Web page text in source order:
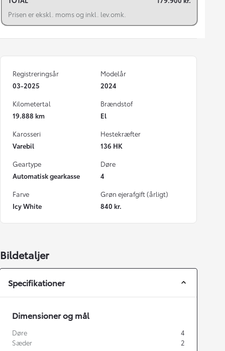
Prisen er ekskl. moms og inkl. lev.omk.
Registreringsår
03-2025
Modelår
2024
Kilometertal
19.888 km
Brændstof
El
Karosseri
Varebil
Hestekræfter
136 HK
Geartype
Automatisk gearkasse
Døre
4
Farve
Icy White
Grøn ejerafgift (årligt)
840 kr.
Bildetaljer
Specifikationer
Dimensioner og mål
Døre
4
Sæder
2